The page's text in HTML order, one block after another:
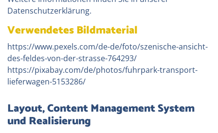
Datenschutzerklärung.
Verwendetes Bildmaterial
https://www.pexels.com/de-de/foto/szenische-ansicht-
des-feldes-von-der-strasse-764293/
https://pixabay.com/de/photos/fuhrpark-transport-
lieferwagen-5153286/
Layout, Content Management System
und Realisierung